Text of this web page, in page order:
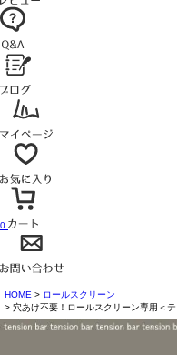
0
HOME
ロールスクリーン
穴あけ不要！ロールスクリーン専用＜